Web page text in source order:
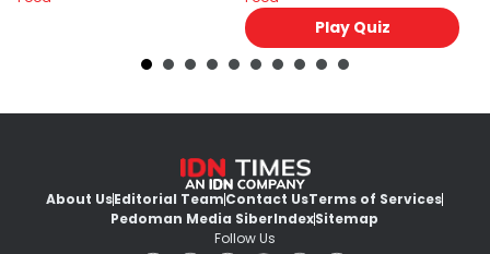
Play Quiz
About UsEditorial TeamContact UsTerms of Services
Pedoman Media SiberIndexSitemap
Follow Us